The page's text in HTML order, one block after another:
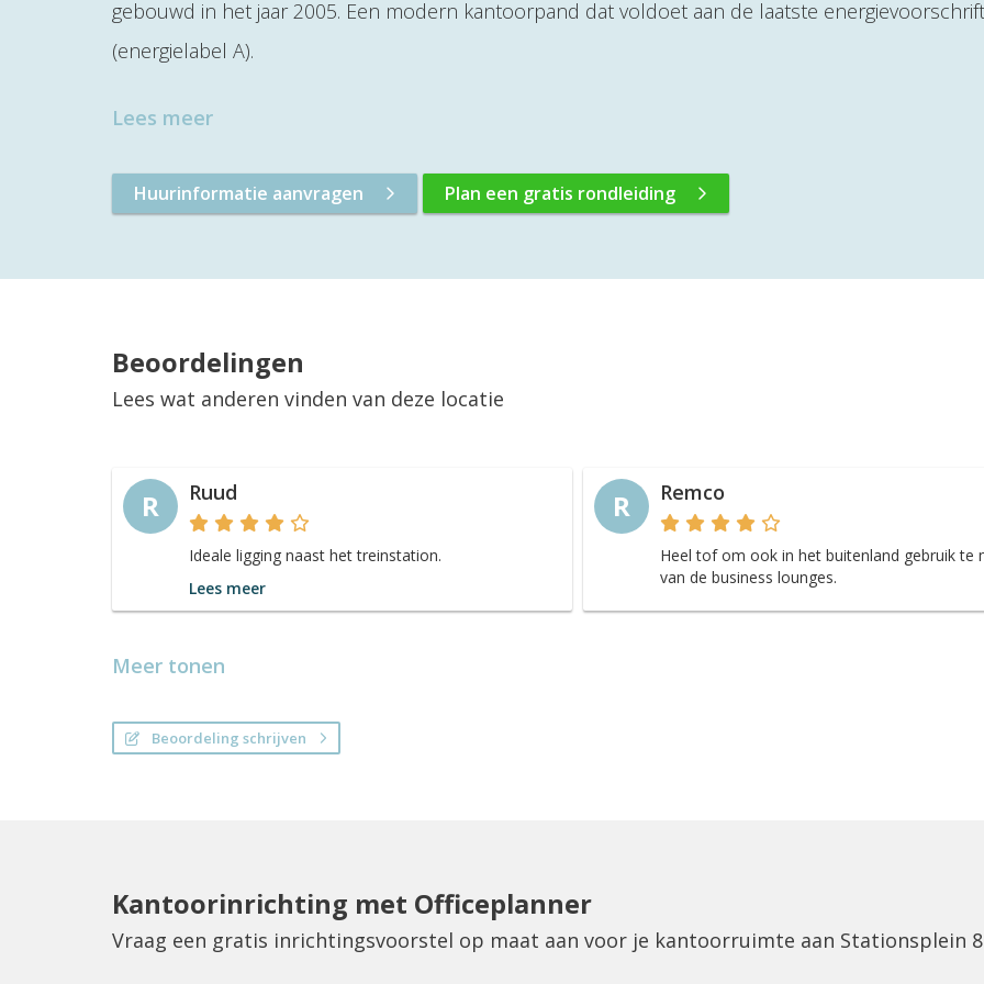
gebouwd in het jaar 2005. Een modern kantoorpand dat voldoet aan de laatste
(energielabel A).
Lees meer
Huurinformatie aanvragen Plan een gratis rondleiding
Beoordelingen
Lees wat anderen vinden van deze locatie
R Ruud
Ideale ligging naast het treinstation.
Lees meer
R Remco
Heel tof om ook in het buitenland gebruik te
van de business lounges.
Meer tonen
Beoordeling schrijven
Kantoorinrichting met Officeplanner
Vraag een gratis inrichtingsvoorstel op maat aan voor je kantoorruimte aan Stationsplein